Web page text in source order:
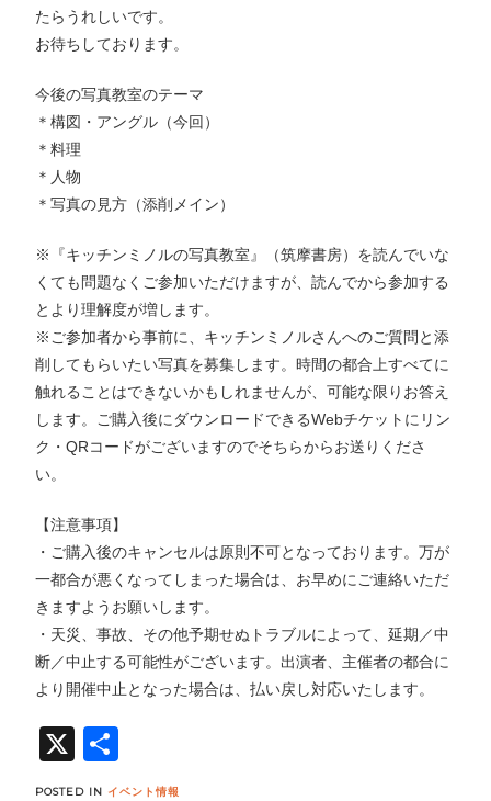
たらうれしいです。
お待ちしております。
今後の写真教室のテーマ
＊構図・アングル（今回）
＊料理
＊人物
＊写真の見方（添削メイン）
※『キッチンミノルの写真教室』（筑摩書房）を読んでいな
くても問題なくご参加いただけますが、読んでから参加する
とより理解度が増します。
※ご参加者から事前に、キッチンミノルさんへのご質問と添
削してもらいたい写真を募集します。時間の都合上すべてに
触れることはできないかもしれませんが、可能な限りお答え
します。ご購入後にダウンロードできるWebチケットにリン
ク・QRコードがございますのでそちらからお送りくださ
い。
【注意事項】
・ご購入後のキャンセルは原則不可となっております。万が
一都合が悪くなってしまった場合は、お早めにご連絡いただ
きますようお願いします。
・天災、事故、その他予期せぬトラブルによって、延期／中
断／中止する可能性がございます。出演者、主催者の都合に
より開催中止となった場合は、払い戻し対応いたします。
X
有
POSTED IN イベント情報